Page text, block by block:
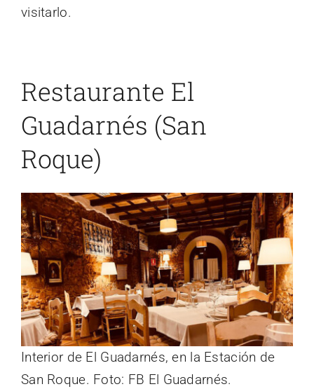
visitarlo.
Restaurante El
Guadarnés (San
Roque)
Interior de El Guadarnés, en la Estación de
San Roque. Foto: FB El Guadarnés.